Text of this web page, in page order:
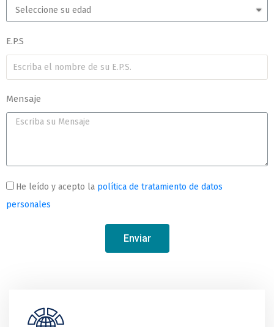
E.P.S
Mensaje
He leído y acepto la política de tratamiento de datos
personales
Enviar